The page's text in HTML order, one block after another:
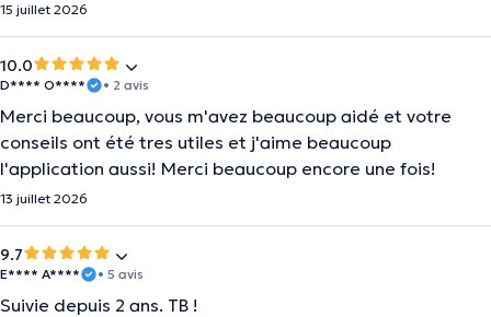
15 juillet 2026
10.0
D**** O**** • 2 avis
Merci beaucoup, vous m'avez beaucoup aidé et votre
conseils ont été tres utiles et j'aime beaucoup
l'application aussi! Merci beaucoup encore une fois!
13 juillet 2026
9.7
E**** A**** • 5 avis
Suivie depuis 2 ans. TB !